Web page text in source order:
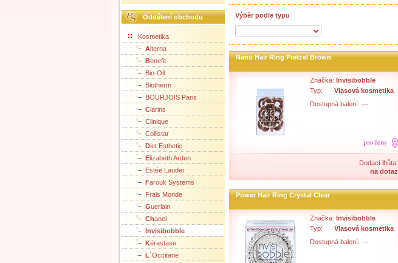
Oddělení obchodu
Kosmetika
Alterna
Benefit
Bio-Oil
Biotherm
BOURJOIS Paris
Clarins
Clinique
Collistar
Diet Esthetic
Elizabeth Arden
Estée Lauder
Farouk Systems
Frais Monde
Guerlain
Chanel
Invisibobble
Kérastase
L´Occitane
Výběr podle typu
Nano Hair Ring Pretzel Brown
Značka: Invisibobble
Typ:
Vlasová kosmetika
Dostupná balení: ---
Dodací lhůta:
na dotaz
Power Hair Ring Crystal Clear
Značka: Invisibobble
Typ:
Vlasová kosmetika
Dostupná balení: ---